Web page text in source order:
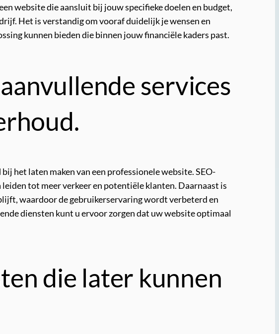
website die aansluit bij jouw specifieke doelen en budget,
Het is verstandig om vooraf duidelijk je wensen en
kunnen bieden die binnen jouw financiële kaders past.
services
het laten maken van een professionele website. SEO-
tot meer verkeer en potentiële klanten. Daarnaast is
waardoor de gebruikerservaring wordt verbeterd en
diensten kunt u ervoor zorgen dat uw website optimaal
die later kunnen